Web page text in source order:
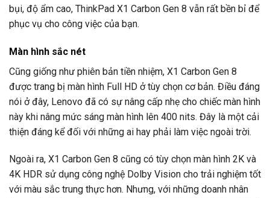
bụi, độ ẩm cao, ThinkPad X1 Carbon Gen 8 vẫn rất bền bỉ để
phục vụ cho công việc của bạn.
Màn hình sắc nét
Cũng giống như phiên bản tiền nhiệm, X1 Carbon Gen 8
được trang bị màn hình Full HD ở tùy chọn cơ bản. Điều đáng
nói ở đây, Lenovo đã có sự nâng cấp nhẹ cho chiếc màn hình
này khi nâng mức sáng màn hình lên 400 nits. Đây là một cải
thiện đáng kể đối với những ai hay phải làm việc ngoài trời.
Ngoài ra, X1 Carbon Gen 8 cũng có tùy chọn màn hình 2K và
4K HDR sử dụng công nghệ Dolby Vision cho trải nghiệm tốt
với màu sắc trung thực hơn. Nhưng, với những doanh nhân